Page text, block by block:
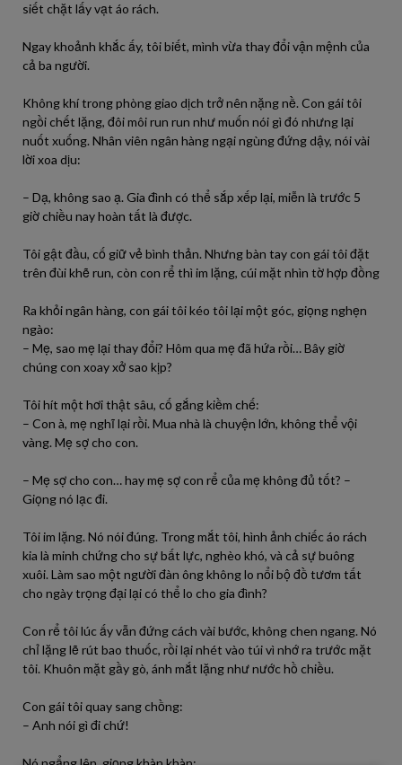
siết chặt lấy vạt áo rách.
Ngay khoảnh khắc ấy, tôi biết, mình vừa thay đổi vận mệnh của
cả ba người.
Không khí trong phòng giao dịch trở nên nặng nề. Con gái tôi
ngồi chết lặng, đôi môi run run như muốn nói gì đó nhưng lại
nuốt xuống. Nhân viên ngân hàng ngại ngùng đứng dậy, nói vài
lời xoa dịu:
– Dạ, không sao ạ. Gia đình có thể sắp xếp lại, miễn là trước 5
giờ chiều nay hoàn tất là được.
Tôi gật đầu, cố giữ vẻ bình thản. Nhưng bàn tay con gái tôi đặt
trên đùi khẽ run, còn con rể thì im lặng, cúi mặt nhìn tờ hợp đồng
Ra khỏi ngân hàng, con gái tôi kéo tôi lại một góc, giọng nghẹn
ngào:
– Mẹ, sao mẹ lại thay đổi? Hôm qua mẹ đã hứa rồi… Bây giờ
chúng con xoay xở sao kịp?
Tôi hít một hơi thật sâu, cố gắng kiềm chế:
– Con à, mẹ nghĩ lại rồi. Mua nhà là chuyện lớn, không thể vội
vàng. Mẹ sợ cho con.
– Mẹ sợ cho con… hay mẹ sợ con rể của mẹ không đủ tốt? –
Giọng nó lạc đi.
Tôi im lặng. Nó nói đúng. Trong mắt tôi, hình ảnh chiếc áo rách
kia là minh chứng cho sự bất lực, nghèo khó, và cả sự buông
xuôi. Làm sao một người đàn ông không lo nổi bộ đồ tươm tất
cho ngày trọng đại lại có thể lo cho gia đình?
Con rể tôi lúc ấy vẫn đứng cách vài bước, không chen ngang. Nó
chỉ lặng lẽ rút bao thuốc, rồi lại nhét vào túi vì nhớ ra trước mặt
tôi. Khuôn mặt gầy gò, ánh mắt lặng như nước hồ chiều.
Con gái tôi quay sang chồng:
– Anh nói gì đi chứ!